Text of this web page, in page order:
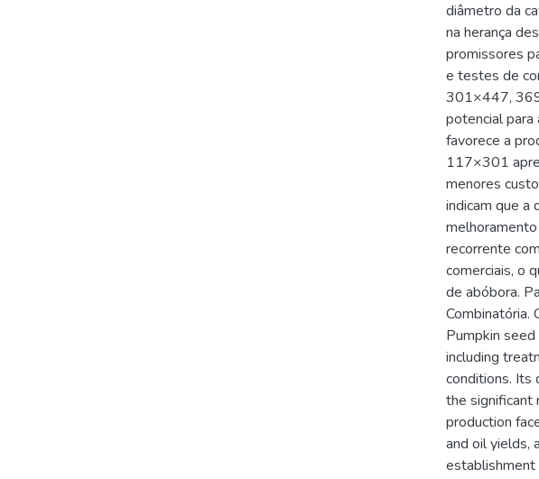
diâmetro da
na herança
promissores
e testes de
301×447,
potencial para
favorece a
117×301
menores
indicam que a
recorrente
comerciais, o
de abóbora.
Combinatória.
Pumpkin
including
conditions. Its
the significant
production
and oil yields,
establishment